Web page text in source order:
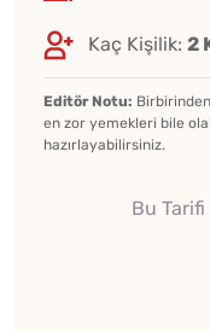
Kaç Kişilik: 2
Editör Notu:
en zor yemekleri bile
hazırlayabilirsiniz.
Bu